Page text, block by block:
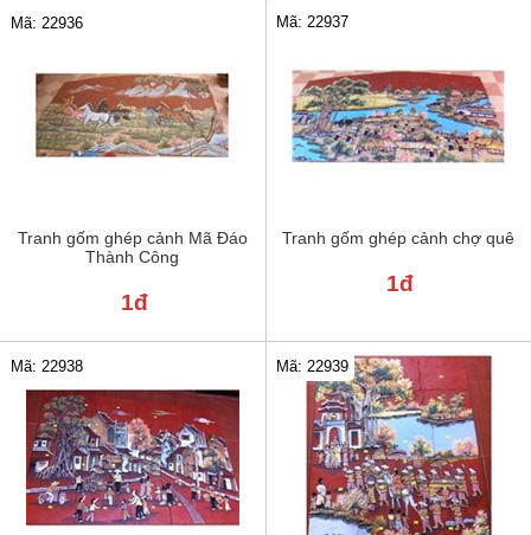
Tranh gốm ghép cảnh Mã Đáo
Thành Công
Mã: 22936
1đ
Tranh gốm ghép cảnh chợ quê
Mã: 22937
1đ
Mã: 22938 Mã: 22939